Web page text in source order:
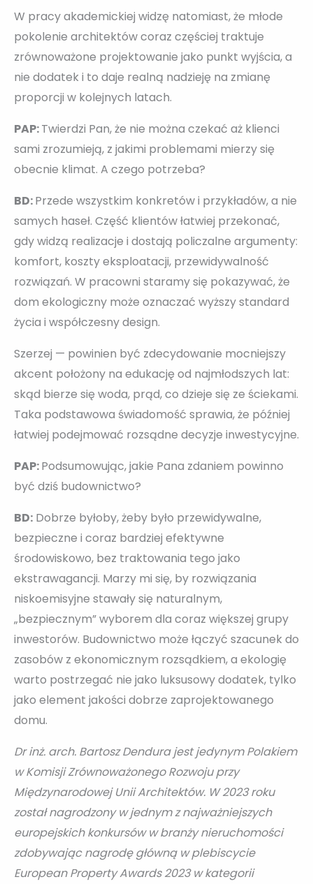
W pracy akademickiej widzę natomiast, że młode
pokolenie architektów coraz częściej traktuje
zrównoważone projektowanie jako punkt wyjścia, a
nie dodatek i to daje realną nadzieję na zmianę
proporcji w kolejnych latach.
PAP:Twierdzi Pan, że nie można czekać aż klienci
sami zrozumieją, z jakimi problemami mierzy się
obecnie klimat. A czego potrzeba?
BD:Przede wszystkim konkretów i przykładów, a nie
samych haseł. Część klientów łatwiej przekonać,
gdy widzą realizacje i dostają policzalne argumenty:
komfort, koszty eksploatacji, przewidywalność
rozwiązań. W pracowni staramy się pokazywać, że
dom ekologiczny może oznaczać wyższy standard
życia i współczesny design.
Szerzej — powinien być zdecydowanie mocniejszy
akcent położony na edukację od najmłodszych lat:
skąd bierze się woda, prąd, co dzieje się ze ściekami.
Taka podstawowa świadomość sprawia, że później
łatwiej podejmować rozsądne decyzje inwestycyjne.
PAP:Podsumowując, jakie Pana zdaniem powinno
być dziś budownictwo?
BD: Dobrze byłoby, żeby było przewidywalne,
bezpieczne i coraz bardziej efektywne
środowiskowo, bez traktowania tego jako
ekstrawagancji. Marzy mi się, by rozwiązania
niskoemisyjne stawały się naturalnym,
„bezpiecznym” wyborem dla coraz większej grupy
inwestorów. Budownictwo może łączyć szacunek do
zasobów z ekonomicznym rozsądkiem, a ekologię
warto postrzegać nie jako luksusowy dodatek, tylko
jako element jakości dobrze zaprojektowanego
domu.
Dr inż. arch. Bartosz Dendura jest jedynym Polakiem
w Komisji Zrównoważonego Rozwoju przy
Międzynarodowej Unii Architektów. W 2023 roku
został nagrodzony w jednym z najważniejszych
europejskich konkursów w branży nieruchomości
zdobywając nagrodę główną w plebiscycie
European Property Awards 2023 w kategorii